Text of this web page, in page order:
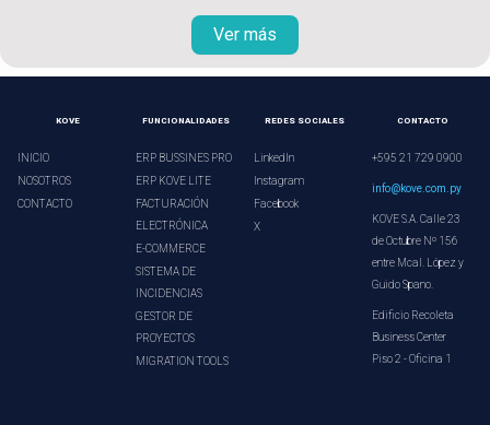
Ver más
KOVE
INICIO
NOSOTROS
CONTACTO
FUNCIONALIDADES
ERP BUSSINES PRO
ERP KOVE LITE
FACTURACIÓN
ELECTRÓNICA
E-COMMERCE
SISTEMA DE
INCIDENCIAS
GESTOR DE
PROYECTOS
MIGRATION TOOLS
REDES SOCIALES
LinkedIn
Instagram
Facebook
X
CONTACTO
+595 21 729 0900
info@kove.com.py
KOVE S.A. Calle 23
de Octubre Nº 156
entre Mcal. López y
Guido Spano.
Edificio Recoleta
Business Center
Piso 2 - Oficina 1